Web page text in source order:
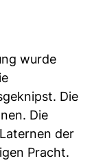
wurde
Die
Die
der
Pracht.